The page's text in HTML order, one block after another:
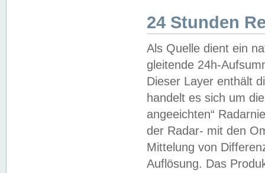
24 Stunden
Als Quelle dient ein
gleitende 24h-
Dieser Layer enthält
handelt es sich um
angeeichten“
der Radar- mit den
Mittelung von
Auflösung. Das